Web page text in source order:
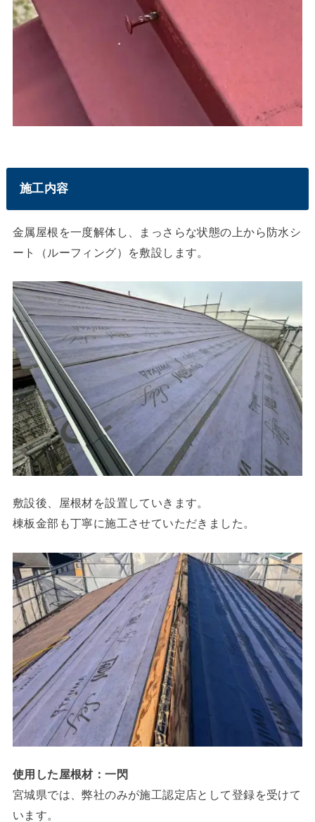
施工内容
金属屋根を一度解体し、まっさらな状態の上から防水シ
ート（ルーフィング）を敷設します。
敷設後、屋根材を設置していきます。
棟板金部も丁寧に施工させていただきました。
使用した屋根材：一閃
宮城県では、弊社のみが施工認定店として登録を受けて
います。